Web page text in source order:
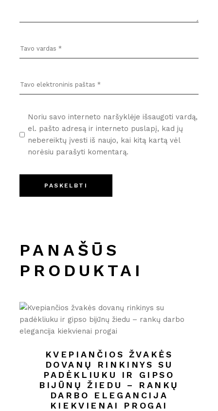
Noriu savo interneto naršyklėje išsaugoti vardą,
el. pašto adresą ir interneto puslapį, kad jų
nebereiktų įvesti iš naujo, kai kitą kartą vėl
norėsiu parašyti komentarą.
PASKELBTI
PANAŠŪS
PRODUKTAI
KVEPIANČIOS ŽVAKĖS
DOVANŲ RINKINYS SU
PADĖKLIUKU IR GIPSO
BIJŪNŲ ŽIEDU – RANKŲ
DARBO ELEGANCIJA
KIEKVIENAI PROGAI